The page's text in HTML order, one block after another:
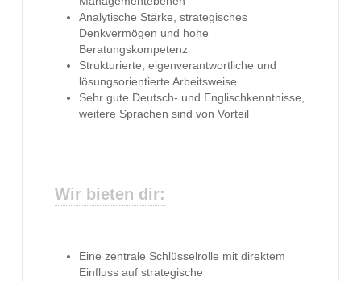
Analytische Stärke, strategisches
Denkvermögen und hohe
Beratungskompetenz
Strukturierte, eigenverantwortliche und
lösungsorientierte Arbeitsweise
Sehr gute Deutsch- und Englischkenntnisse,
weitere Sprachen sind von Vorteil
Wir bieten dir:
Eine zentrale Schlüsselrolle mit direktem
Einfluss auf strategische